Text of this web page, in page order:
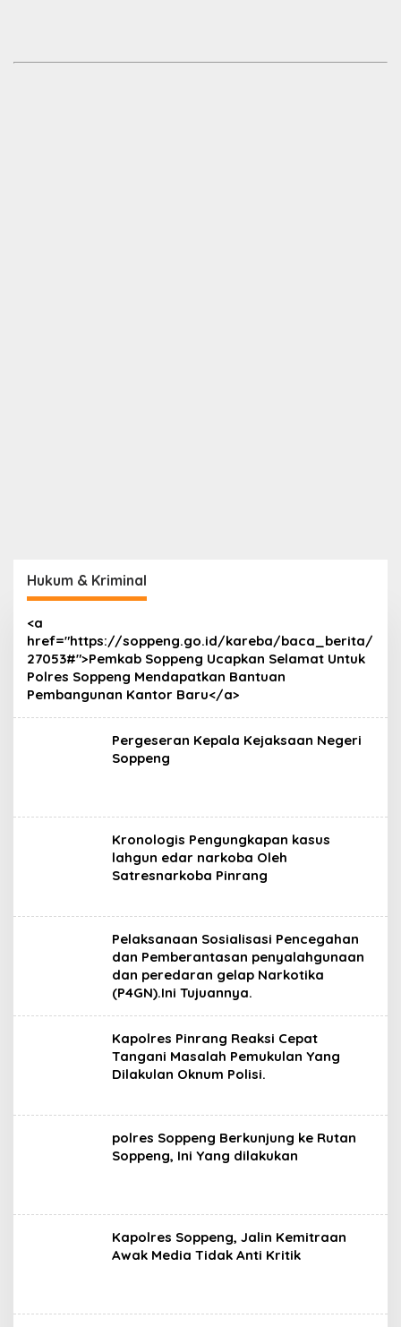
Hukum & Kriminal
<a
href="https://soppeng.go.id/kareba/baca_berita/
27053#">Pemkab Soppeng Ucapkan Selamat Untuk
Polres Soppeng Mendapatkan Bantuan
Pembangunan Kantor Baru</a>
Pergeseran Kepala Kejaksaan Negeri
Soppeng
Kronologis Pengungkapan kasus
lahgun edar narkoba Oleh
Satresnarkoba Pinrang
Pelaksanaan Sosialisasi Pencegahan
dan Pemberantasan penyalahgunaan
dan peredaran gelap Narkotika
(P4GN).Ini Tujuannya.
Kapolres Pinrang Reaksi Cepat
Tangani Masalah Pemukulan Yang
Dilakulan Oknum Polisi.
polres Soppeng Berkunjung ke Rutan
Soppeng, Ini Yang dilakukan
Kapolres Soppeng, Jalin Kemitraan
Awak Media Tidak Anti Kritik